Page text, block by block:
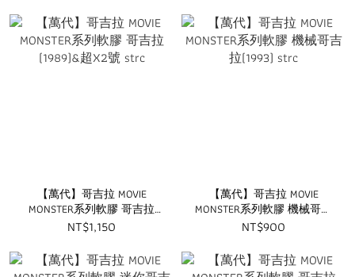
【萬代】哥吉拉 MOVIE
MONSTER系列軟膠 哥吉拉
(1989)&超X2號 strc
NT$1,150
【萬代】哥吉拉 MOVIE
MONSTER系列軟膠 機械哥吉
拉(1993) strc
NT$900